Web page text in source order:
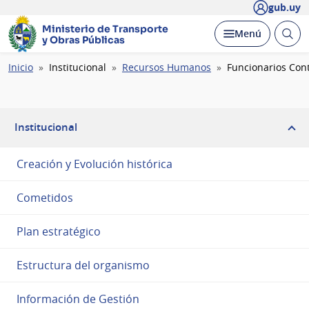
gub.uy
Ministerio de Transporte
y Obras Públicas
Desplegar
Menú Abrir
Ruta
Inicio Institucional Recursos Humanos Funcionarios
Institucional
Creación y Evolución histórica
Cometidos
Plan estratégico
Estructura del organismo
Información de Gestión